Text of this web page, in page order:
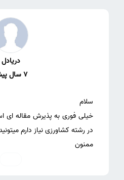
دریادل
7 سال پیش
خیلی فوری به پذیرش مقاله ای
ممنون